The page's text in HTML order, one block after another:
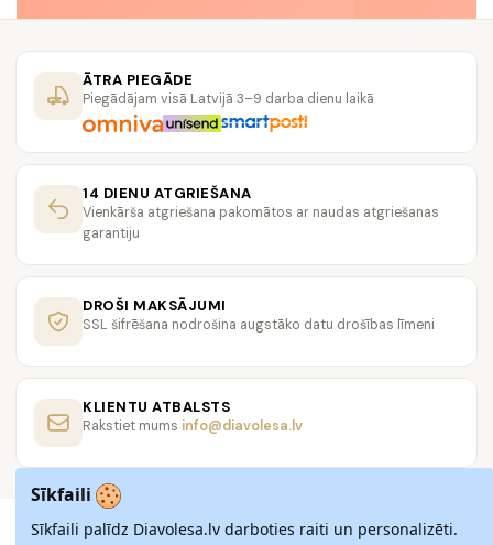
ĀTRA PIEGĀDE
Piegādājam visā Latvijā 3–9 darba dienu laikā
14 DIENU ATGRIEŠANA
Vienkārša atgriešana pakomātos ar naudas atgriešanas
garantiju
DROŠI MAKSĀJUMI
SSL šifrēšana nodrošina augstāko datu drošības līmeni
KLIENTU ATBALSTS
Rakstiet mums info@diavolesa.lv
Sīkfaili
Sīkfaili palīdz Diavolesa.lv darboties raiti un personalizēti.